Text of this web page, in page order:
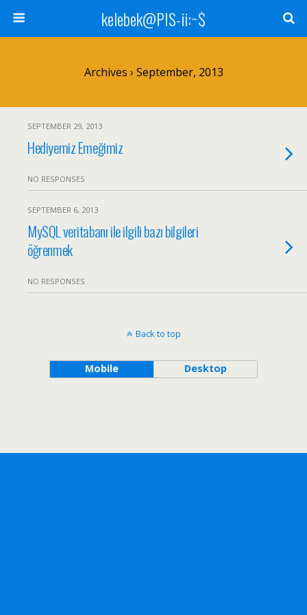
kelebek@PIS-ii:~$
Archives › September, 2013
SEPTEMBER 29, 2013
Hediyemiz Emeğimiz
NO RESPONSES
SEPTEMBER 6, 2013
MySQL veritabanı ile ilgili bazı bilgileri
öğrenmek
NO RESPONSES
Back to top
Mobile Desktop